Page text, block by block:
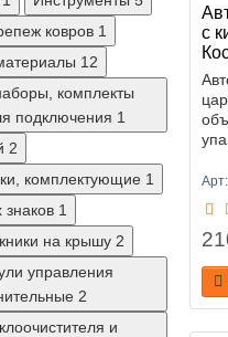
ковров 1
12
комплекты
подключения 1
2
комплектующие 1
1
на крышу 2
управления
2
и
с